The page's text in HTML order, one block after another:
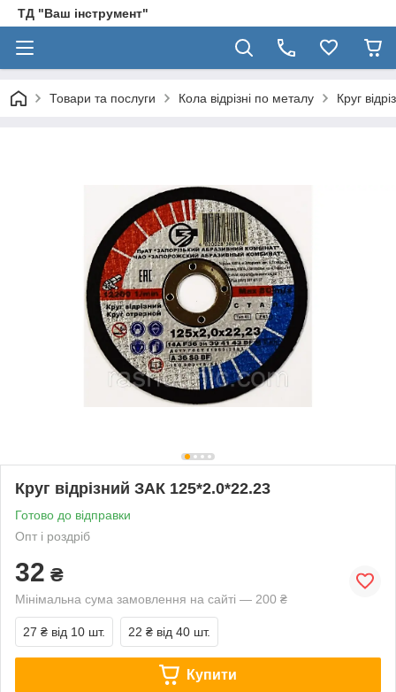
ТД "Ваш інструмент"
Товари та послуги Кола відрізні по металу Круг
Круг відрізний ЗАК 125*2.0*22.23
Готово до відправки
Опт і роздріб
32 ₴
Мінімальна сума замовлення на сайті — 200 ₴
27 ₴ від 10 шт. 22 ₴ від 40 шт.
Купити